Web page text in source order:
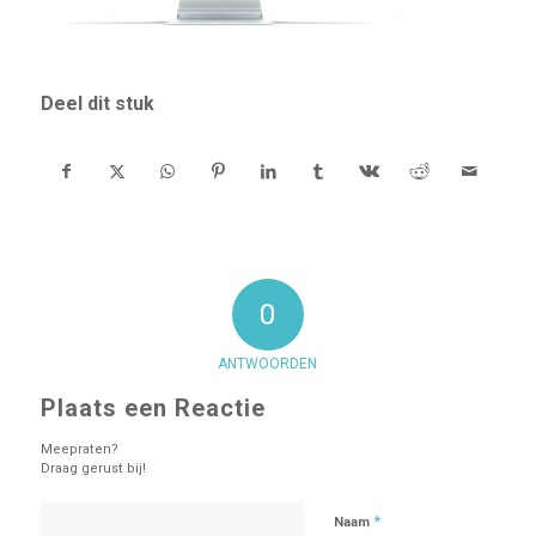
Deel dit stuk
0
ANTWOORDEN
Plaats een Reactie
Meepraten?
Draag gerust bij!
Naam *